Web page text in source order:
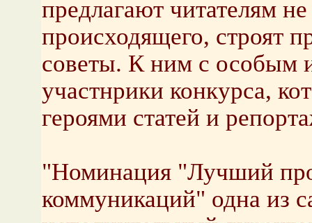
предлагают читателям
происходящего, строят
советы. К ним с особым
участнрики конкурса,
героями статей и
"Номинация "Лучший
коммуникаций" одна из